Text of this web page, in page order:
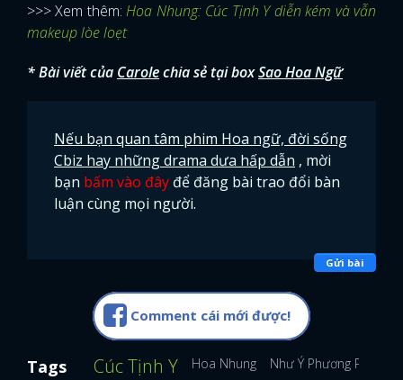
>>> Xem thêm:Hoa Nhung: Cúc Tịnh Y diễn kém và vẫn
makeup lòe loẹt
* Bài viết của Carolechia sẻ tại boxSao Hoa Ngữ
Nếu bạn quan tâm phim Hoa ngữ, đời sống
Cbiz hay những drama dưa hấp dẫn , mời
bạn bấm vào đây để đăng bài trao đổi bàn
luận cùng mọi người.
Gửi bài
Comment cái mới được!
Tags Cúc Tịnh Y Hoa Nhung Như Ý Phương Phi